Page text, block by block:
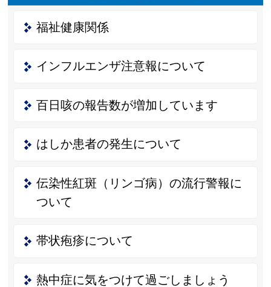
福祉健康関係
インフルエンザ注意報について
百日咳の報告数が増加しています
はしか患者の発生について
伝染性紅斑（リンゴ病）の流行警報に
ついて
帯状疱疹について
熱中症に気をつけて過ごしましょう